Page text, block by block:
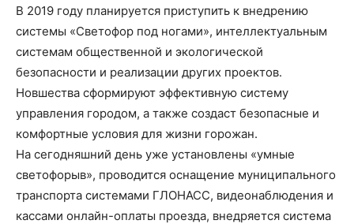
В 2019 году планируется приступить к внедрению
системы «Светофор под ногами», интеллектуальным
системам общественной и экологической
безопасности и реализации других проектов.
Новшества сформируют эффективную систему
управления городом, а также создаст безопасные и
комфортные условия для жизни горожан.
На сегодняшний день уже установлены «умные
светофорыв», проводится оснащение муниципального
транспорта системами ГЛОНАСС, видеонаблюдения и
кассами онлайн-оплаты проезда, внедряется система